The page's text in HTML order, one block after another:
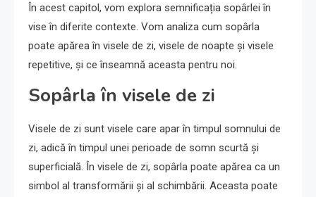
În acest capitol, vom explora semnificația sopârlei în
vise în diferite contexte. Vom analiza cum sopârla
poate apărea în visele de zi, visele de noapte și visele
repetitive, și ce înseamnă aceasta pentru noi.
Sopârla în visele de zi
Visele de zi sunt visele care apar în timpul somnului de
zi, adică în timpul unei perioade de somn scurtă și
superficială. În visele de zi, sopârla poate apărea ca un
simbol al transformării și al schimbării. Aceasta poate